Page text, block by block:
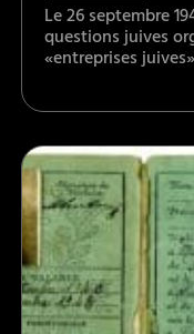
Le 26 septembre
questions juives
«entreprises